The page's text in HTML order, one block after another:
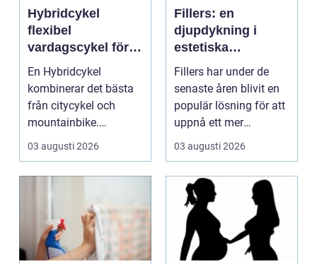
Hybridcykel
flexibel
vardagscykel för
både stad och
motion
En Hybridcykel
kombinerar det bästa
från citycykel och
mountainbike.
Resultatet blir en
03 augusti 2026
Fillers: en
djupdykning i
estetiska
behandlingar
Fillers har under de
senaste åren blivit en
populär lösning för att
uppnå ett mer
ungdomligt och frä...
03 augusti 2026